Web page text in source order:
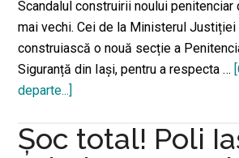
Scandalul construirii noului penitenciar
mai vechi. Cei de la Ministerul Justiției
construiască o nouă secție a
Siguranță din Iași, pentru a respecta …
departe...]
la
Iași,
Șoc total! Poli